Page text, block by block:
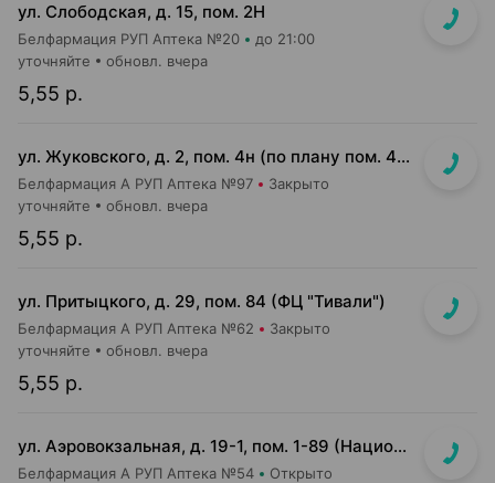
ул. Слободская, д. 15, пом. 2Н
Белфармация РУП Аптека №20 до 21:00
5,55 р.
уточняйте обновл. вчера
ул. Жуковского, д. 2, пом. 4н (по плану пом. 4н-1-4н-4)
Белфармация А РУП Аптека №97 Закрыто
5,55 р.
уточняйте обновл. вчера
ул. Притыцкого, д. 29, пом. 84 (ФЦ "Тивали")
Белфармация А РУП Аптека №62 Закрыто
5,55 р.
уточняйте обновл. вчера
ул. Аэровокзальная, д. 19-1, пом. 1-89 (Национальный аэропорт "Минск", 3 этаж)
Белфармация А РУП Аптека №54 Открыто